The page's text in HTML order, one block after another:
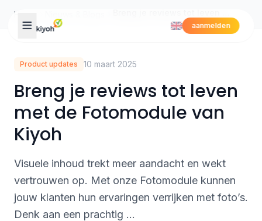
aanmelden
Home
Product updates 10 maart 2025
Breng je reviews tot leven
met de Fotomodule van
Kiyoh
Visuele inhoud trekt meer aandacht en wekt
vertrouwen op. Met onze Fotomodule kunnen
jouw klanten hun ervaringen verrijken met foto’s.
Denk aan een prachtig ...